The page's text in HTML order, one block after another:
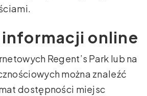
informacji online
Regent’s Park lub na
można znaleźć
dostępności miejsc